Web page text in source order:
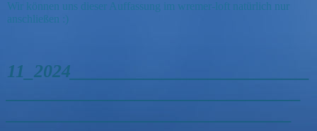
Wir können uns dieser Auffassung im wremer-loft natürlich nur
anschließen :)
11_2024__________________________